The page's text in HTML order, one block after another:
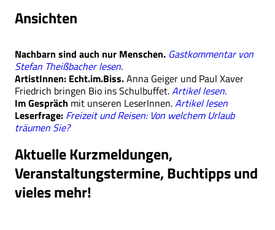
Ansichten
Nachbarn sind auch nur Menschen. Gastkommentar von
Stefan Theißbacher lesen.
ArtistInnen: Echt.im.Biss.Anna Geiger und Paul Xaver
Friedrich bringen Bio ins Schulbuffet.Artikel lesen.
Im Gespräch mit unseren LeserInnen.Artikel lesen
Leserfrage: Freizeit und Reisen: Von welchem Urlaub
träumen Sie?
Aktuelle Kurzmeldungen,
Veranstaltungstermine, Buchtipps und
vieles mehr!